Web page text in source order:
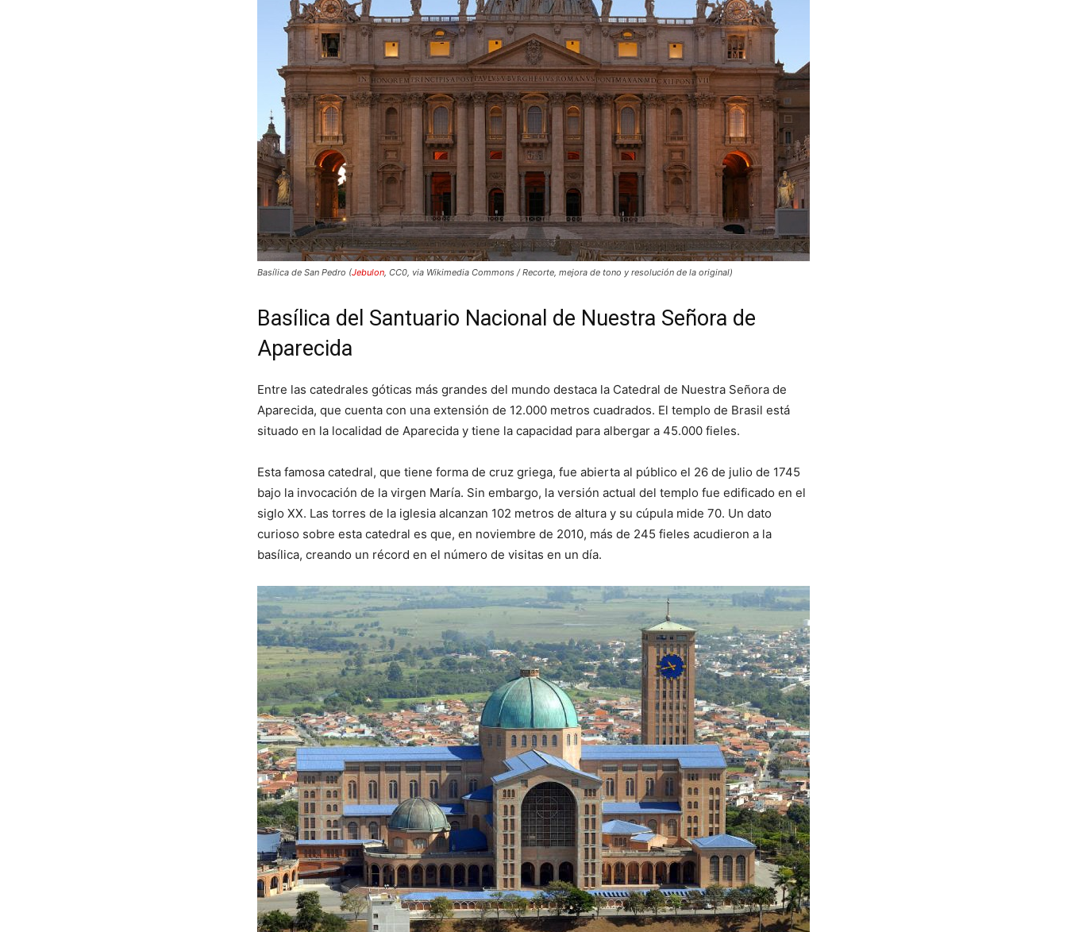
Basílica de San Pedro (Jebulon, CC0, via Wikimedia Commons / Recorte, mejora de tono y resolución de la original)
Basílica del Santuario Nacional de Nuestra Señora de
Aparecida
Entre las catedrales góticas más grandes del mundo destaca la Catedral de Nuestra Señora de
Aparecida, que cuenta con una extensión de 12.000 metros cuadrados. El templo de Brasil está
situado en la localidad de Aparecida y tiene la capacidad para albergar a 45.000 fieles.
Esta famosa catedral, que tiene forma de cruz griega, fue abierta al público el 26 de julio de 1745
bajo la invocación de la virgen María. Sin embargo, la versión actual del templo fue edificado en el
siglo XX. Las torres de la iglesia alcanzan 102 metros de altura y su cúpula mide 70. Un dato
curioso sobre esta catedral es que, en noviembre de 2010, más de 245 fieles acudieron a la
basílica, creando un récord en el número de visitas en un día.